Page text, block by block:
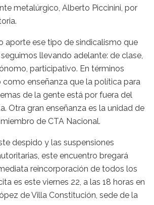
metalúrgico, Alberto Piccinini, por
aporte ese tipo de sindicalismo que
llevando adelante: de clase,
participativo. En términos
enseñanza que la política para
de la gente está por fuera del
Otra gran enseñanza es la unidad de
de CTA Nacional.
despido y las suspensiones
este encuentro bregará
reincorporación de todos los
es este viernes 22, a las 18 horas en
de Villa Constitución, sede de la